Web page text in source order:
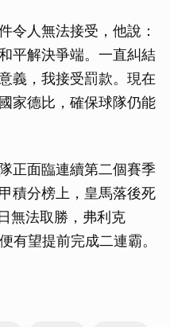
令人無法接受，他說：
平解決爭端。一直糾結
義，我接受罰款。現在
家德比，確保球隊仍能
正面臨連續第二個賽季
積分榜上，皇馬落後死
無法取勝，弗利克
有望提前完成二連霸。